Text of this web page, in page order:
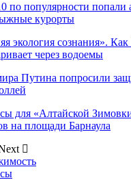
по популярности попали
курорты
экология сознания».
через водоемы
Путина попросили
для «Алтайской
на площади Барнаула